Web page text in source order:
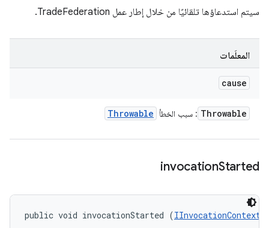
سيتم استدعاؤها تلقائيًا من خلال إطار عمل TradeFederation.
المعلَمات
cause
Throwable : سبب الخطأ Throwable
invocationStarted
public void invocationStarted (IInvocationContext